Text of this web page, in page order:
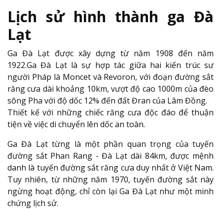
Lịch sử hình thành ga Đà
Lạt
Ga Đà Lạt được xây dựng từ năm 1908 đến năm
1922.Ga Đà Lạt là sự hợp tác giữa hai kiến trúc sư
người Pháp là Moncet và Revoron, với đoạn đường sắt
răng cưa dài khoảng 10km, vượt độ cao 1000m của đèo
sông Pha với độ dốc 12% đến đất Đran của Lâm Đồng.
Thiết kế với những chiếc răng cưa độc đáo để thuận
tiện về việc di chuyển lên dốc an toàn.
Ga Đà Lạt từng là một phần quan trọng của tuyến
đường sắt Phan Rang - Đà Lạt dài 84km, được mệnh
danh là tuyến đường sắt răng cưa duy nhất ở Việt Nam.
Tuy nhiên, từ những năm 1970, tuyến đường sắt này
ngừng hoạt động, chỉ còn lại Ga Đà Lạt như một minh
chứng lịch sử.